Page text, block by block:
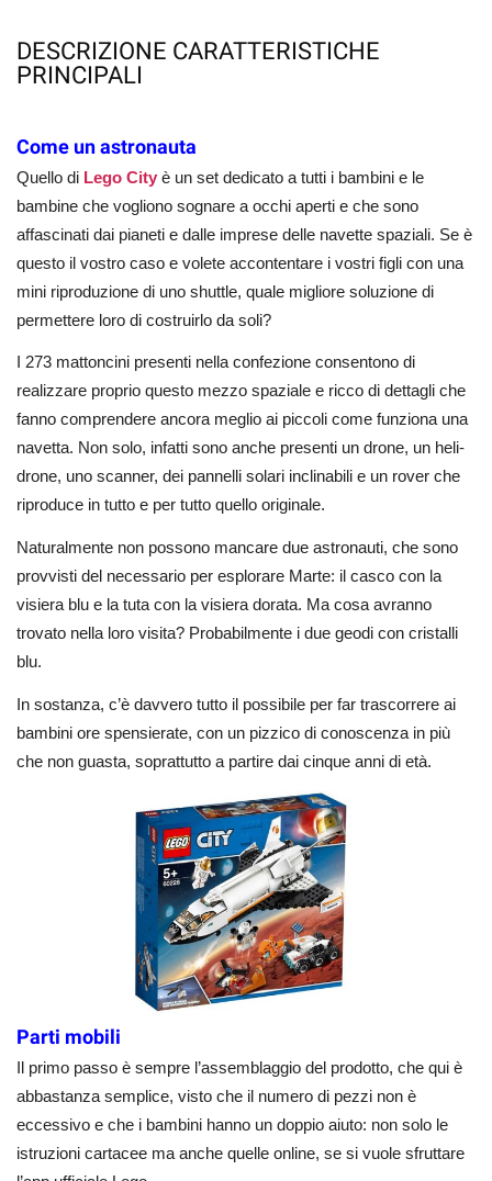
DESCRIZIONE CARATTERISTICHE
PRINCIPALI
Come un astronauta
Quello di Lego City è un set dedicato a tutti i bambini e le
bambine che vogliono sognare a occhi aperti e che sono
affascinati dai pianeti e dalle imprese delle navette spaziali. Se è
questo il vostro caso e volete accontentare i vostri figli con una
mini riproduzione di uno shuttle, quale migliore soluzione di
permettere loro di costruirlo da soli?
I 273 mattoncini presenti nella confezione consentono di
realizzare proprio questo mezzo spaziale e ricco di dettagli che
fanno comprendere ancora meglio ai piccoli come funziona una
navetta. Non solo, infatti sono anche presenti un drone, un heli-
drone, uno scanner, dei pannelli solari inclinabili e un rover che
riproduce in tutto e per tutto quello originale.
Naturalmente non possono mancare due astronauti, che sono
provvisti del necessario per esplorare Marte: il casco con la
visiera blu e la tuta con la visiera dorata. Ma cosa avranno
trovato nella loro visita? Probabilmente i due geodi con cristalli
blu.
In sostanza, c’è davvero tutto il possibile per far trascorrere ai
bambini ore spensierate, con un pizzico di conoscenza in più
che non guasta, soprattutto a partire dai cinque anni di età.
Parti mobili
Il primo passo è sempre l’assemblaggio del prodotto, che qui è
abbastanza semplice, visto che il numero di pezzi non è
eccessivo e che i bambini hanno un doppio aiuto: non solo le
istruzioni cartacee ma anche quelle online, se si vuole sfruttare